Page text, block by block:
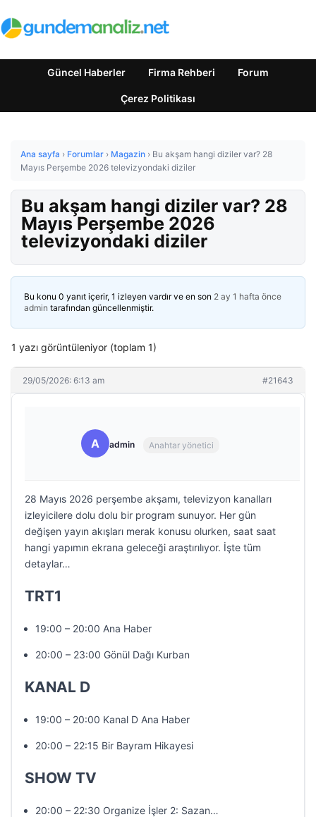
Güncel Haberler Firma Rehberi Forum
Çerez Politikası
Ana sayfa › Forumlar › Magazin › Bu akşam hangi diziler var? 28
Mayıs Perşembe 2026 televizyondaki diziler
Bu akşam hangi diziler var? 28
Mayıs Perşembe 2026
televizyondaki diziler
Bu konu 0 yanıt içerir, 1 izleyen vardır ve en son 2 ay 1 hafta önce
admin tarafından güncellenmiştir.
1 yazı görüntüleniyor (toplam 1)
29/05/2026: 6:13 am #21643
A admin Anahtar yönetici
28 Mayıs 2026 perşembe akşamı, televizyon kanalları
izleyicilere dolu dolu bir program sunuyor. Her gün
değişen yayın akışları merak konusu olurken, saat saat
hangi yapımın ekrana geleceği araştırılıyor. İşte tüm
detaylar…
TRT1
19:00 – 20:00 Ana Haber
20:00 – 23:00 Gönül Dağı Kurban
KANAL D
19:00 – 20:00 Kanal D Ana Haber
20:00 – 22:15 Bir Bayram Hikayesi
SHOW TV
20:00 – 22:30 Organize İşler 2: Sazan…